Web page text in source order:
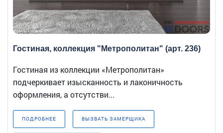
Гостиная, коллекция "Метрополитан" (арт. 236)
Гостиная из коллекции «Метрополитан»
подчеркивает изысканность и лаконичность
оформления, а отсутстви...
ПОДРОБНЕЕ ВЫЗВАТЬ ЗАМЕРЩИКА